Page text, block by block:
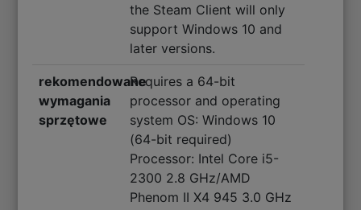
the Steam Client will only
support Windows 10 and
later versions.
rekomendowane
wymagania
sprzętowe
Requires a 64-bit
processor and operating
system OS: Windows 10
(64-bit required)
Processor: Intel Core i5-
2300 2.8 GHz/AMD
Phenom II X4 945 3.0 GHz